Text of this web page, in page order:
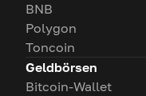
BNB
Polygon
Toncoin
Geldbörsen
Bitcoin-Wallet